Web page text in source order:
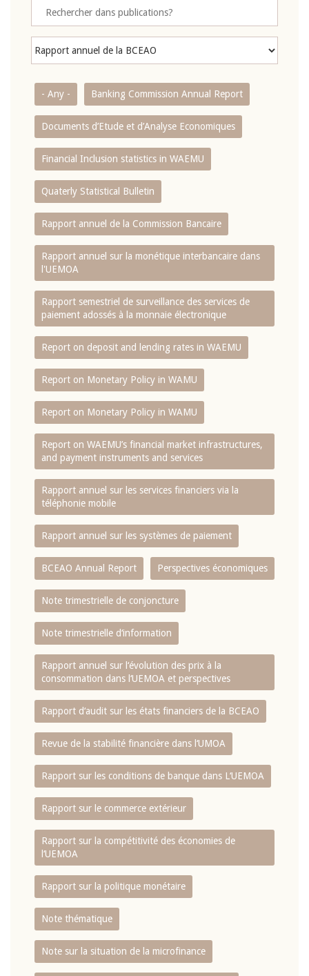
- Any - Banking Commission Annual Report
Documents d’Etude et d’Analyse Economiques
Financial Inclusion statistics in WAEMU
Quaterly Statistical Bulletin
Rapport annuel de la Commission Bancaire
Rapport annuel sur la monétique interbancaire dans
l'UEMOA
Rapport semestriel de surveillance des services de
paiement adossés à la monnaie électronique
Report on deposit and lending rates in WAEMU
Report on Monetary Policy in WAMU
Report on Monetary Policy in WAMU
Report on WAEMU’s financial market infrastructures,
and payment instruments and services
Rapport annuel sur les services financiers via la
téléphonie mobile
Rapport annuel sur les systèmes de paiement
BCEAO Annual Report Perspectives économiques
Note trimestrielle de conjoncture
Note trimestrielle d‘information
Rapport annuel sur l‘évolution des prix à la
consommation dans l‘UEMOA et perspectives
Rapport d‘audit sur les états financiers de la BCEAO
Revue de la stabilité financière dans l‘UMOA
Rapport sur les conditions de banque dans L‘UEMOA
Rapport sur le commerce extérieur
Rapport sur la compétitivité des économies de
l‘UEMOA
Rapport sur la politique monétaire
Note thématique
Note sur la situation de la microfinance